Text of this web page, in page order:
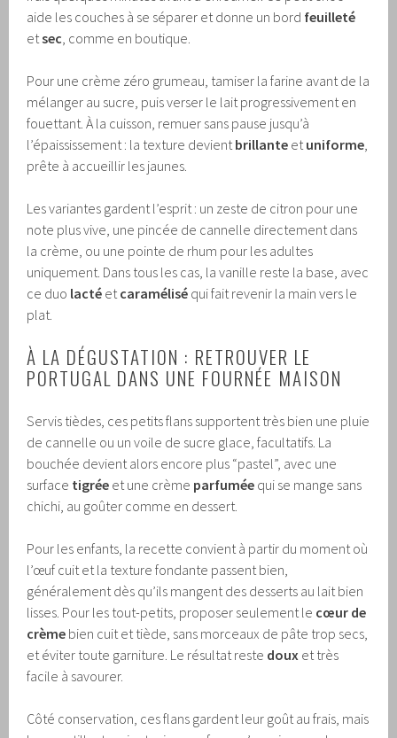
aide les couches à se séparer et donne un bord feuilleté
etsec, comme en boutique.
Pour une crème zéro grumeau, tamiser la farine avant de la
mélanger au sucre, puis verser le lait progressivement en
fouettant. À la cuisson, remuer sans pause jusqu’à
l’épaississement : la texture devientbrillante etuniforme,
prête à accueillir les jaunes.
Les variantes gardent l’esprit : un zeste de citron pour une
note plus vive, une pincée de cannelle directement dans
la crème, ou une pointe de rhum pour les adultes
uniquement. Dans tous les cas, la vanille reste la base, avec
ce duo lacté etcaramélisé qui fait revenir la main vers le
plat.
À LA DÉGUSTATION : RETROUVER LE
PORTUGAL DANS UNE FOURNÉE MAISON
Servis tièdes, ces petits flans supportent très bien une pluie
de cannelle ou un voile de sucre glace, facultatifs. La
bouchée devient alors encore plus “pastel”, avec une
surface tigrée et une crème parfumée qui se mange sans
chichi, au goûter comme en dessert.
Pour les enfants, la recette convient à partir du moment où
l’œuf cuit et la texture fondante passent bien,
généralement dès qu’ils mangent des desserts au lait bien
lisses. Pour les tout-petits, proposer seulement le cœur de
crème bien cuit et tiède, sans morceaux de pâte trop secs,
et éviter toute garniture. Le résultat reste doux et très
facile à savourer.
Côté conservation, ces flans gardent leur goût au frais, mais